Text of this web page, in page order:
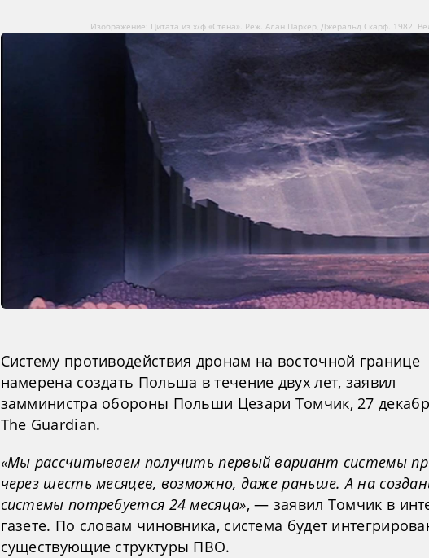
Изображение: Цитата из х/ф «Стена». Реж. Алан Паркер, Джеральд Скарф. 1982.
Систему противодействия дронам на восточной границе
намерена создать Польша в течение двух лет, заявил
замминистра обороны Польши Цезари Томчик, 27
The Guardian.
«Мы рассчитываем получить первый вариант системы
через шесть месяцев, возможно, даже раньше. А на
системы потребуется 24 месяца», — заявил Томчик в
газете. По словам чиновника, система будет
существующие структуры ПВО.